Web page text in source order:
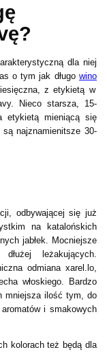
dla niej
o tym jak długo wino
z etykietą w
Nieco starsza, 15-
etykietą mieniącą się
najznamienitsze 30-
odbywającej się już
na katalońskich
jabłek. Mocniejsze
leżakujących.
odmiana xarel.lo,
włoskiego. Bardzo
mniejsza ilość tym, do
i smakowych
kolorach też będą dla